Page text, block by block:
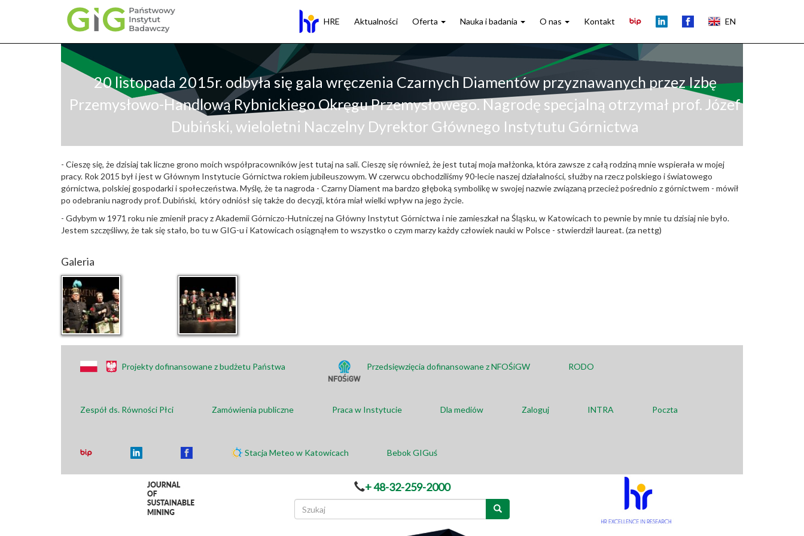
Przejdź
HRE Aktualności Oferta Nauka i badania O nas Kontakt EN
20 listopada 2015r. odbyła się gala wręczenia Czarnych Diamentów przyznawanych przez Izbę
Przemysłowo-Handlową Rybnickiego Okręgu Przemysłowego. Nagrodę specjalną otrzymał prof. Józef
Dubiński, wieloletni Naczelny Dyrektor Głównego Instytutu Górnictwa
- Cieszę się, że dzisiaj tak liczne grono moich współpracowników jest tutaj na sali. Cieszę się również, że jest tutaj moja małżonka, która zawsze z całą rodziną mnie wspierała w mojej
pracy. Rok 2015 był i jest w Głównym Instytucie Górnictwa rokiem jubileuszowym. W czerwcu obchodziliśmy 90-lecie naszej działalności, służby na rzecz polskiego i światowego
górnictwa, polskiej gospodarki i społeczeństwa. Myślę, że ta nagroda - Czarny Diament ma bardzo głęboką symbolikę w swojej nazwie związaną przecież pośrednio z górnictwem - mówił
po odebraniu nagrody prof. Dubiński, który odniósł się także do decyzji, która miał wielki wpływ na jego życie.
- Gdybym w 1971 roku nie zmienił pracy z Akademii Górniczo-Hutniczej na Główny Instytut Górnictwa i nie zamieszkał na Śląsku, w Katowicach to pewnie by mnie tu dzisiaj nie było.
Jestem szczęśliwy, że tak się stało, bo tu w GIG-u i Katowicach osiągnąłem to wszystko o czym marzy każdy człowiek nauki w Polsce - stwierdził laureat. (za nettg)
Galeria
Projekty dofinansowane z budżetu Państwa Przedsięwzięcia dofinansowane z NFOŚiGW RODO
Zespół ds. Równości Płci Zamówienia publiczne Praca w Instytucie Dla mediów Zaloguj INTRA Poczta
Stacja Meteo w Katowicach Bebok GIGuś
+ 48-32-259-2000
Formularz